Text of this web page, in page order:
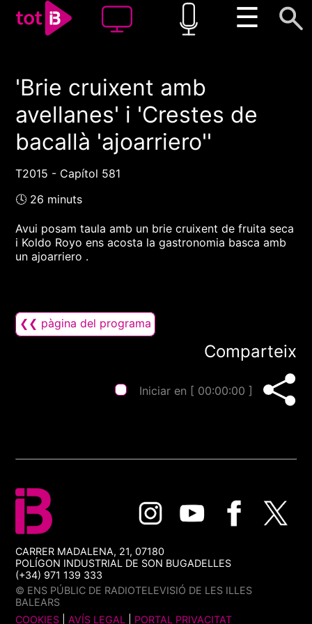
☰
00:00 00:00
1x
'Brie cruixent amb
avellanes' i 'Crestes de
bacallà 'ajoarriero''
T2015 - Capítol 581
🕓 26 minuts
Avui posam taula amb un brie cruixent de fruita seca
i Koldo Royo ens acosta la gastronomia basca amb
un ajoarriero .
❮❮ pàgina del programa
Comparteix
Iniciar en [ 00:00:00 ]
CARRER MADALENA, 21, 07180
POLÍGON INDUSTRIAL DE SON BUGADELLES
(+34) 971 139 333
© ENS PÚBLIC DE RADIOTELEVISIÓ DE LES ILLES
BALEARS
COOKIES |AVÍS LEGAL PORTAL PRIVACITAT